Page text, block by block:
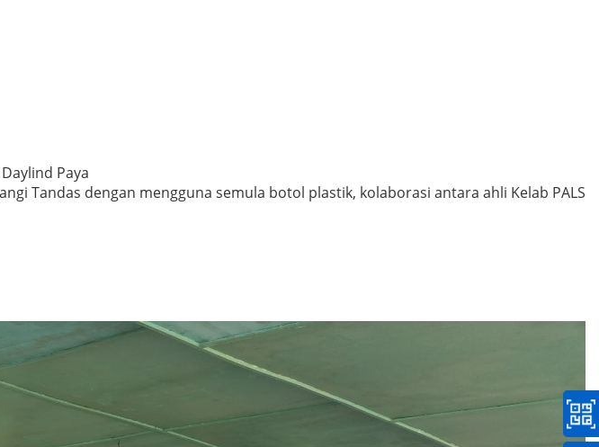
Paya
Tandas dengan mengguna semula botol plastik, kolaborasi antara ahli Kelab PALS